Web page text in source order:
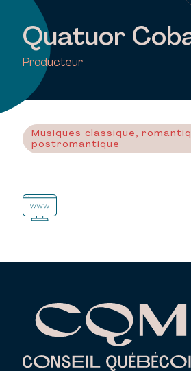
Quatuor
Producteur
Musiques classique,
postromantique